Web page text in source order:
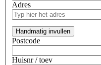
Adres
Handmatig invullen
Postcode
Huisnr/ toev